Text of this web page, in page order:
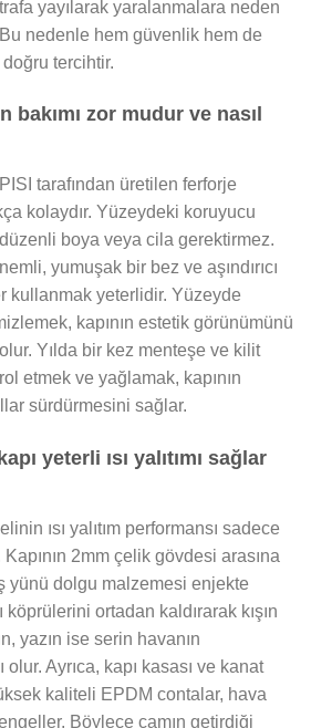
yayılarak yaralanmalara neden
nedenle hem güvenlik hem de
doğru tercihtir.
bakımı zor mudur ve nasıl
tarafından üretilen ferforje
kolaydır. Yüzeydeki koruyucu
boya veya cila gerektirmez.
yumuşak bir bez ve aşındırıcı
kullanmak yeterlidir. Yüzeyde
kapının estetik görünümünü
olur. Yılda bir kez menteşe ve kilit
etmek ve yağlamak, kapının
sürdürmesini sağlar.
yeterli ısı yalıtımı sağlar
ısı yalıtım performansı sadece
Kapının 2mm çelik gövdesi arasına
yünü dolgu malzemesi enjekte
köprülerini ortadan kaldırarak kışın
yazın ise serin havanın
olur. Ayrıca, kapı kasası ve kanat
kaliteli EPDM contalar, hava
engeller. Böylece camın getirdiği